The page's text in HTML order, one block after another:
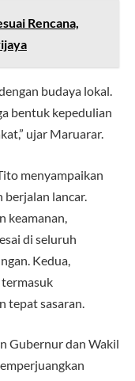
Rencana,
budaya lokal.
bentuk kepedulian
ujar Maruarar.
menyampaikan
berjalan lancar.
keamanan,
di seluruh
Kedua,
tepat sasaran.
Gubernur dan Wakil